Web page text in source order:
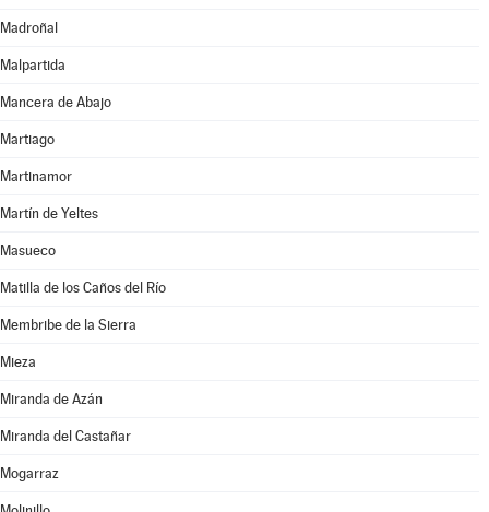
Madroñal
Malpartida
Mancera de Abajo
Martiago
Martinamor
Martín de Yeltes
Masueco
Matilla de los Caños del Río
Membribe de la Sierra
Mieza
Miranda de Azán
Miranda del Castañar
Mogarraz